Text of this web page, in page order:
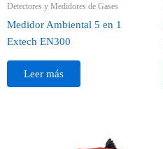
Detectores y Medidores de Gases
Medidor Ambiental 5 en 1
Extech EN300
Leer más